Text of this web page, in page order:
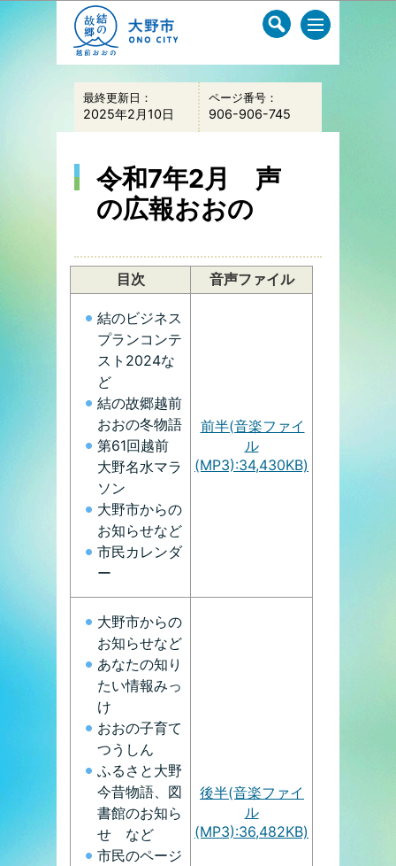
このページの本文へ移動
最終更新日：
2025年2月10日
ページ番号：
906-906-745
令和7年2月 声
の広報おおの
目次 音声ファイル
結のビジネス
プランコンテ
スト2024な
ど
結の故郷越前
おおの冬物語
第61回越前
大野名水マラ
ソン
大野市からの
お知らせなど
市民カレンダ
ー
前半(音楽ファイ
ル
(MP3):34,430KB)
大野市からの
お知らせなど
あなたの知り
たい情報みっ
け
おおの子育て
つうしん
ふるさと大野
今昔物語、図
書館のお知ら
せ など
市民のページ
後半(音楽ファイ
ル
(MP3):36,482KB)